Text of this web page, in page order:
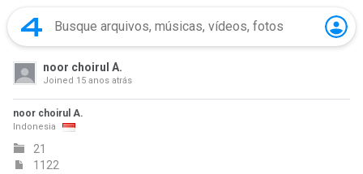
noor choirul A.
Joined 15 anos atrás
noor choirul A.
Indonesia
21
1122